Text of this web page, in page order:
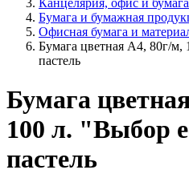
Канцелярия, офис и бумага
Бумага и бумажная
Офисная бумага и
Бумага цветная A4, 80г/м,
пастель
Бумага
100 л. "Выбор
пастель